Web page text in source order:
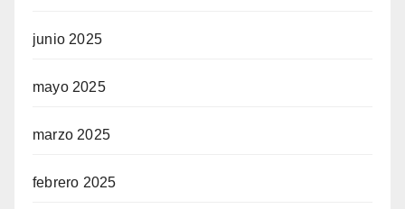
junio 2025
mayo 2025
marzo 2025
febrero 2025